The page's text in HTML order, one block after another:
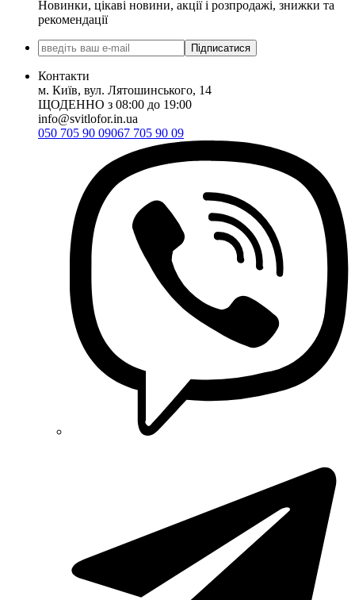
Новинки, цікаві новини, акції і розпродажі, знижки та
рекомендації
Підписатися
Контакти
м. Київ, вул. Лятошинського, 14
ЩОДЕННО з 08:00 до 19:00
info@svitlofor.in.ua
050 705 90 09067 705 90 09